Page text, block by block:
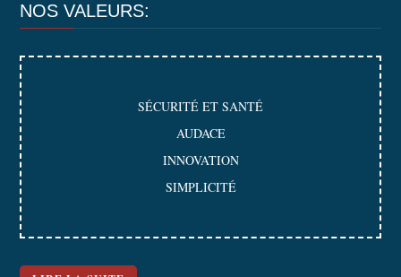
NOS VALEURS:
SÉCURITÉ ET SANTÉ
AUDACE
INNOVATION
SIMPLICITÉ